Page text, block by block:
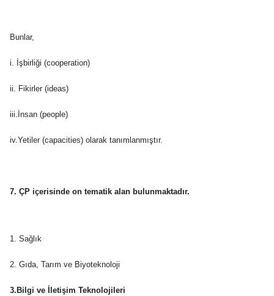
Bunlar,
i. İşbirliği (cooperation)
ii. Fikirler (ideas)
iii.İnsan (people)
iv.Yetiler (capacities) olarak tanımlanmıştır.
7. ÇP içerisinde on tematik alan bulunmaktadır.
1. Sağlık
2. Gıda, Tarım ve Biyoteknoloji
3.Bilgi ve İletişim Teknolojileri